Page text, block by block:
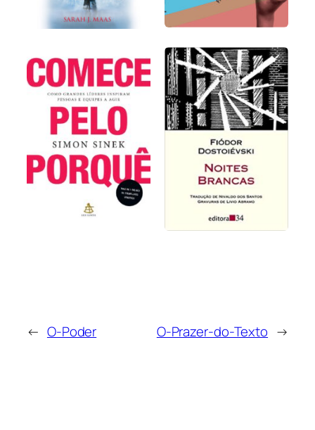
← O-Poder O-Prazer-do-Texto →